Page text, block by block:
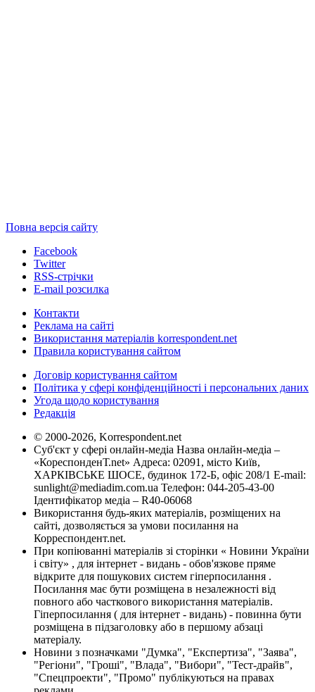
Повна версія сайту
Facebook
Twitter
RSS-стрічки
E-mail розсилка
Контакти
Реклама на сайті
Використання матеріалів korrespondent.net
Правила користування сайтом
Договір користування сайтом
Політика у сфері конфіденційності і персональних даних
Угода щодо користування
Редакція
© 2000-2026, Korrespondent.net
Суб'єкт у сфері онлайн-медіа Назва онлайн-медіа –
«КореспонденТ.net» Адреса: 02091, місто Київ,
ХАРКІВСЬКЕ ШОСЕ, будинок 172-Б, офіс 208/1 E-mail:
sunlight@mediadim.com.ua Телефон: 044-205-43-00
Ідентифікатор медіа – R40-06068
Використання будь-яких матеріалів, розміщених на
сайті, дозволяється за умови посилання на
Корреспондент.net.
При копіюванні матеріалів зі сторінки « Новини України
і світу» , для інтернет - видань - обов'язкове пряме
відкрите для пошукових систем гіперпосилання .
Посилання має бути розміщена в незалежності від
повного або часткового використання матеріалів.
Гіперпосилання ( для інтернет - видань) - повинна бути
розміщена в підзаголовку або в першому абзаці
матеріалу.
Новини з позначками "Думка", "Експертиза", "Заява",
"Регіони", "Гроші", "Влада", "Вибори", "Тест-драйв",
"Спецпроекти", "Промо" публікуються на правах